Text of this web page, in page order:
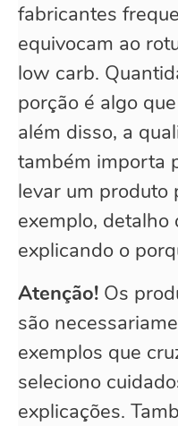
fabricantes
equivocam ao
low carb.
porção é algo
além disso, a
também importa
levar um produto
exemplo, detalho
explicando o
Atenção! Os
são
exemplos que
seleciono
explicações.